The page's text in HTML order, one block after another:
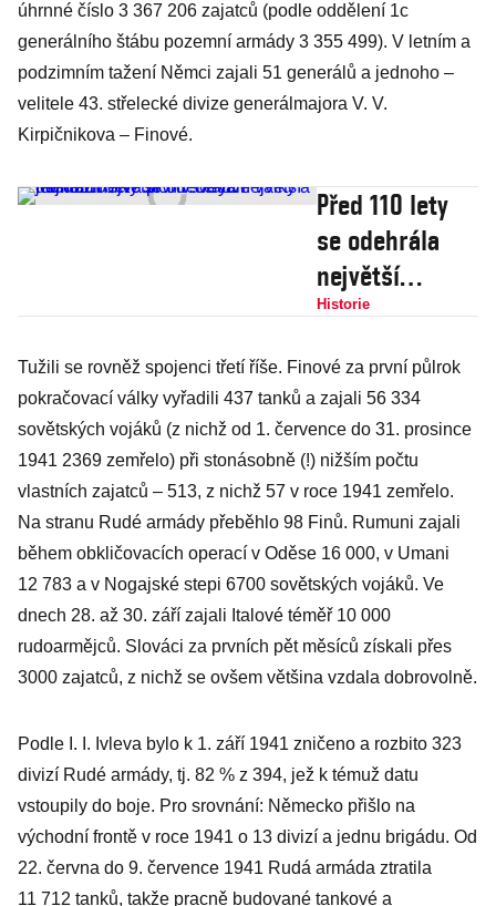
úhrnné číslo 3 367 206 zajatců (podle oddělení 1c
generálního štábu pozemní armády 3 355 499). V letním a
podzimním tažení Němci zajali 51 generálů a jednoho –
velitele 43. střelecké divize generálmajora V. V.
Kirpičnikova – Finové.
Před 110 lety
se odehrála
největší
námořní bitva
války a jedna z
největších v
celých
dějinách
Historie
Tužili se rovněž spojenci třetí říše. Finové za první půlrok
pokračovací války vyřadili 437 tanků a zajali 56 334
sovětských vojáků (z nichž od 1. července do 31. prosince
1941 2369 zemřelo) při stonásobně (!) nižším počtu
vlastních zajatců – 513, z nichž 57 v roce 1941 zemřelo.
Na stranu Rudé armády přeběhlo 98 Finů. Rumuni zajali
během obkličovacích operací v Oděse 16 000, v Umani
12 783 a v Nogajské stepi 6700 sovětských vojáků. Ve
dnech 28. až 30. září zajali Italové téměř 10 000
rudoarmějců. Slováci za prvních pět měsíců získali přes
3000 zajatců, z nichž se ovšem většina vzdala dobrovolně.
Podle I. I. Ivleva bylo k 1. září 1941 zničeno a rozbito 323
divizí Rudé armády, tj. 82 % z 394, jež k témuž datu
vstoupily do boje. Pro srovnání: Německo přišlo na
východní frontě v roce 1941 o 13 divizí a jednu brigádu. Od
22. června do 9. července 1941 Rudá armáda ztratila
11 712 tanků, takže pracně budované tankové a